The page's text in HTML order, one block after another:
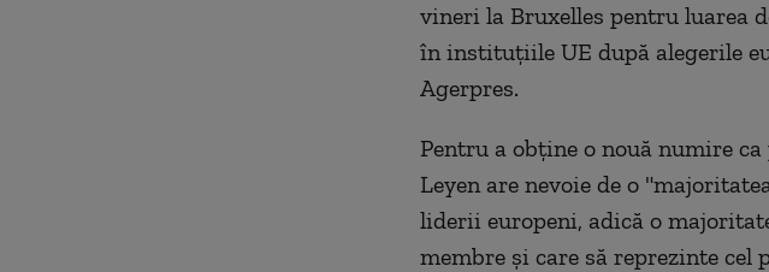
vineri la Bruxelles pentru luarea
în instituţiile UE după alegerile
Agerpres.
Pentru a obţine o nouă numire
Leyen are nevoie de o
liderii europeni, adică o
membre şi care să reprezinte